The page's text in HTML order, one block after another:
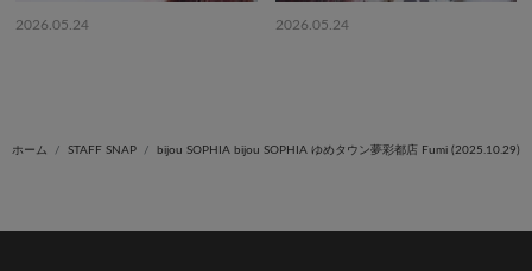
2026.05.24 2026.05.24
ホーム STAFF SNAP bijou SOPHIA bijou SOPHIA ゆめタウン夢彩都店 Fumi (2025.10.29)